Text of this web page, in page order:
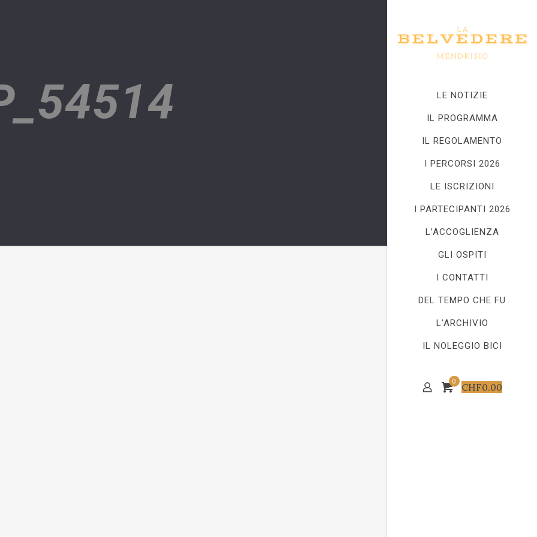
LE NOTIZIE
IL PROGRAMMA
IL REGOLAMENTO
I PERCORSI 2026
LE ISCRIZIONI
I PARTECIPANTI 2026
L’ACCOGLIENZA
GLI OSPITI
I CONTATTI
DEL TEMPO CHE FU
L’ARCHIVIO
IL NOLEGGIO BICI
0 CHF0.00